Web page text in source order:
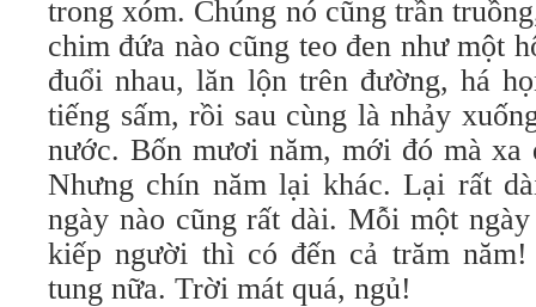
trong xóm. Chúng nó cũng trần
chim đứa nào cũng teo đen như một
đuổi nhau, lăn lộn trên đường, há
tiếng sấm, rồi sau cùng là nhảy
nước. Bốn mươi năm, mới đó mà xa
Nhưng chín năm lại khác. Lại rất
ngày nào cũng rất dài. Mỗi một
kiếp người thì có đến cả trăm
tung nữa. Trời mát quá, ngủ!